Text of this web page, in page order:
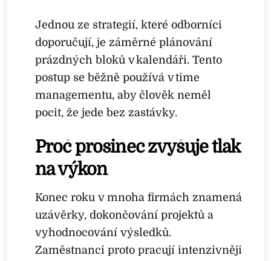
Jednou ze strategií, které odborníci
doporučují, je záměrné plánování
prázdných bloků v kalendáři. Tento
postup se běžně používá v time
managementu, aby člověk neměl
pocit, že jede bez zastávky.
Proč prosinec zvyšuje tlak
na výkon
Konec roku v mnoha firmách znamená
uzávěrky, dokončování projektů a
vyhodnocování výsledků.
Zaměstnanci proto pracují intenzivněji